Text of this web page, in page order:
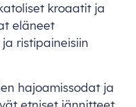
kroaatit ja
eläneet
ristipaineisiin
hajoamissodat ja